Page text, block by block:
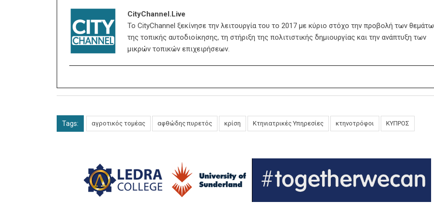
CityChannel.live
Το CityChannel ξεκίνησε την λειτουργία του το 2017 με κύριο στόχο την προβολή των
της τοπικής αυτοδιοίκησης, τη στήριξη της πολιτιστικής δημιουργίας και την ανάπτυξη των
μικρών τοπικών επιχειρήσεων.
Tags: αγροτικός τομέας αφθώδης πυρετός κρίση Κτηνιατρικές Υπηρεσίες κτηνοτρόφοι ΚΥΠΡΟΣ